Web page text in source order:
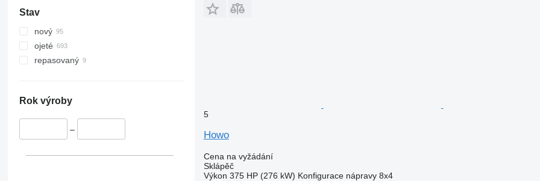
Stav
nový
ojeté
repasovaný
Rok výroby
–
5
Howo
Cena na vyžádání
Sklápěč
Výkon 375 HP (276 kW) Konfigurace nápravy 8x4